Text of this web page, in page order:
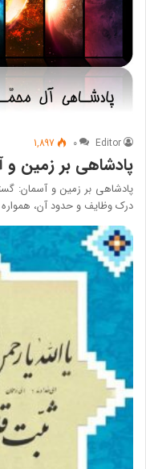
Editor ۰ 1,897
پادشاهی بر زمین و
پادشاهی بر زمین و آسمان:
درک وظایف و حدود آن، همواره